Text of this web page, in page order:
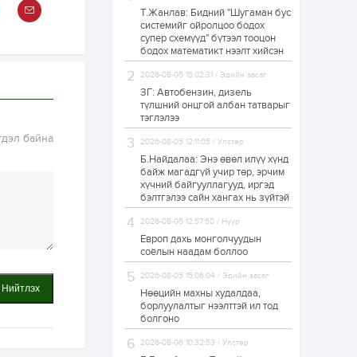
байна
Нийтлэх
Б.Хулан дэлхийн
аварга боллоо
1 өдөр 0
Р.Даваадорж: Энэ
намрын экспортын
юм
1 өдөр 0 2
Автомашины улсын
дугаар сондгой
тоогоор төгссөн бол
өнөөдөр шатахуун
1 өдөр
Н.Номтойбаяр:
Аймгуудад
тулгамдаж буй
асуудлуудыг долоо
газрын...
Т.Жанлав: Бидний "Шугаман бус
системийг ойролцоо бодох
супер схемүүд" бүтээл тооцон
бодох математикт нээлт хийсэн
2026-08-05 15:02:31 / Эдийн засаг
ЗГ: Автобензин, дизель
түлшний онцгой албан татварыг
тэглэлээ
2026-08-05 12:11:05 / Улстөр
Б.Найдалаа: Энэ өвөл илүү хүнд
байж магадгүй учир төр, эрчим
хүчний байгууллагууд, иргэд
бэлтгэлээ сайн хангах нь зүйтэй
2026-08-05 12:57:50 / Нүүр
Европ дахь монголчуудын
соёлын наадам боллоо
2026-08-05 15:06:04 / Эдийн засаг
Нөөцийн махны худалдаа,
борлуулалтыг нээлттэй ил тод
болгоно
2026-08-06 10:32:53 / Улстөр